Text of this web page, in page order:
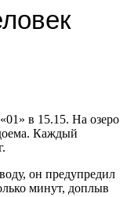
в 15.15. На озеро
Каждый
он предупредил
минут, доплыв